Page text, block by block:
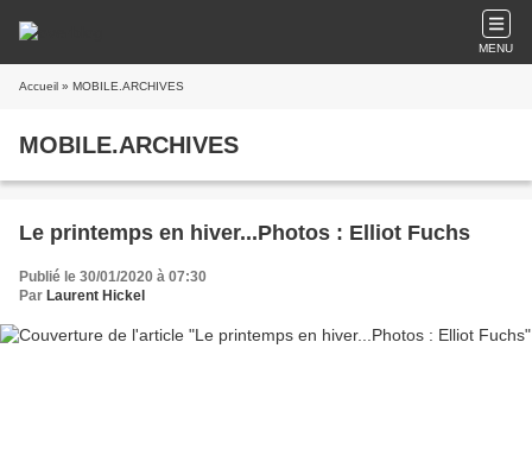
MENU
Accueil » MOBILE.ARCHIVES
MOBILE.ARCHIVES
Le printemps en hiver...Photos : Elliot Fuchs
Publié le 30/01/2020 à 07:30
Par Laurent Hickel